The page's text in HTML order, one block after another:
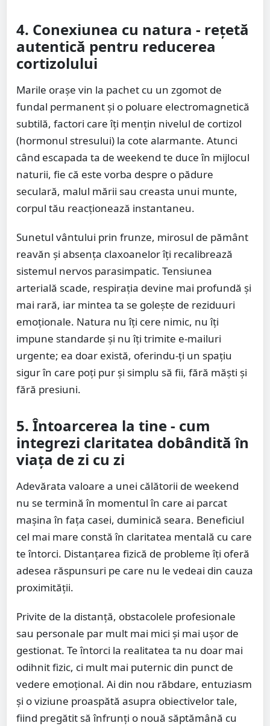
4. Conexiunea cu natura - rețetă
autentică pentru reducerea
cortizolului
Marile orașe vin la pachet cu un zgomot de
fundal permanent și o poluare electromagnetică
subtilă, factori care îți mențin nivelul de cortizol
(hormonul stresului) la cote alarmante. Atunci
când escapada ta de weekend te duce în mijlocul
naturii, fie că este vorba despre o pădure
seculară, malul mării sau creasta unui munte,
corpul tău reacționează instantaneu.
Sunetul vântului prin frunze, mirosul de pământ
reavăn și absența claxoanelor îți recalibrează
sistemul nervos parasimpatic. Tensiunea
arterială scade, respirația devine mai profundă și
mai rară, iar mintea ta se golește de reziduuri
emoționale. Natura nu îți cere nimic, nu îți
impune standarde și nu îți trimite e-mailuri
urgente; ea doar există, oferindu-ți un spațiu
sigur în care poți pur și simplu să fii, fără măști și
fără presiuni.
5. Întoarcerea la tine - cum
integrezi claritatea dobândită în
viața de zi cu zi
Adevărata valoare a unei călătorii de weekend
nu se termină în momentul în care ai parcat
mașina în fața casei, duminică seara. Beneficiul
cel mai mare constă în claritatea mentală cu care
te întorci. Distanțarea fizică de probleme îți oferă
adesea răspunsuri pe care nu le vedeai din cauza
proximității.
Privite de la distanță, obstacolele profesionale
sau personale par mult mai mici și mai ușor de
gestionat. Te întorci la realitatea ta nu doar mai
odihnit fizic, ci mult mai puternic din punct de
vedere emoțional. Ai din nou răbdare, entuziasm
și o viziune proaspătă asupra obiectivelor tale,
fiind pregătit să înfrunți o nouă săptămână cu